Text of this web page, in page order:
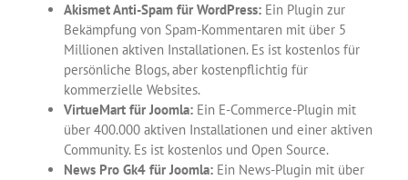
Akismet Anti-Spam für WordPress: Ein Plugin zur
Bekämpfung von Spam-Kommentaren mit über 5
Millionen aktiven Installationen. Es ist kostenlos für
persönliche Blogs, aber kostenpflichtig für
kommerzielle Websites.
VirtueMart für Joomla: Ein E-Commerce-Plugin mit
über 400.000 aktiven Installationen und einer aktiven
Community. Es ist kostenlos und Open Source.
News Pro Gk4 für Joomla: Ein News-Plugin mit über